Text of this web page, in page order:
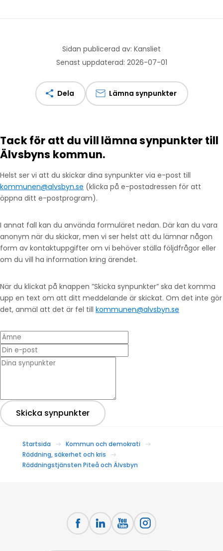
Sidan publicerad av: Kansliet
Senast uppdaterad: 2026-07-01
Dela Lämna synpunkter
Tack för att du vill lämna synpunkter till
Älvsbyns kommun.
Helst ser vi att du skickar dina synpunkter via e-post till
kommunen@alvsbyn.se (klicka på e-postadressen för att
öppna ditt e-postprogram).
I annat fall kan du använda formuläret nedan. Där kan du vara
anonym när du skickar, men vi ser helst att du lämnar någon
form av kontaktuppgifter om vi behöver ställa följdfrågor eller
om du vill ha information kring ärendet.
När du klickat på knappen ”Skicka synpunkter” ska det komma
upp en text om att ditt meddelande är skickat. Om det inte gör
det, anmäl att det är fel till kommunen@alvsbyn.se
Ämne
Din e-post
* Dina synpunkter
Skicka synpunkter
Startsida
Kommun och demokrati
Räddning, säkerhet och kris
Räddningstjänsten Piteå och Älvsbyn